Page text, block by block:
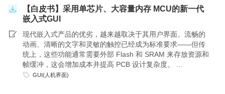
【白皮书】采用单芯片、大容量内存 MCU的新一代
嵌入式GUI
现代嵌入式产品的优劣，越来越取决于其用户界面。流畅的
动画、清晰的文字和灵敏的触控已经成为标准要求——但传
统上，这些功能通常需要外部 Flash 和 SRAM 来存放资源和
帧缓冲，这会增加成本并提高 PCB 设计复杂度。 ...
GUI(人机界面)